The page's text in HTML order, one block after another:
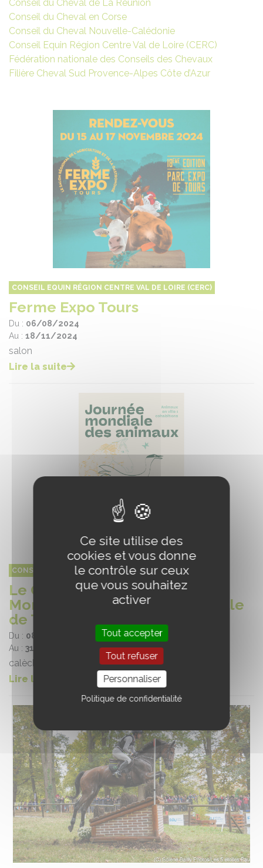
Conseil du Cheval de La Réunion
Conseil du Cheval en Corse
Conseil du Cheval Nouvelle-Calédonie
Conseil Equin Région Centre Val de Loire (CERC)
Fédération nationale des Conseils des Chevaux
Filière Cheval Sud Provence-Alpes Côte d’Azur
CONSEIL EQUIN RÉGION CENTRE VAL DE LOIRE (CERC)
Ferme Expo Tours
Du : 06/08/2024
Au : 18/11/2024
salon
Lire la suite
CONSEIL EQUIN RÉGION CENTRE VAL DE LOIRE (CERC)
Le CERC présent à la journée
Mondiale des Animaux de la ville
de Tours
Du : 08/10/2024
Au : 31/12/2024
calèche fil bleu
Lire la suite
Ce site utilise des
cookies et vous donne
le contrôle sur ceux
que vous souhaitez
activer
Tout accepter
Tout refuser
Personnaliser
Politique de confidentialité